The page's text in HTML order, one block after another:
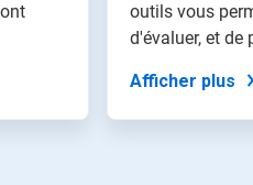
outils vous
d'évaluer, et de
Afficher plus